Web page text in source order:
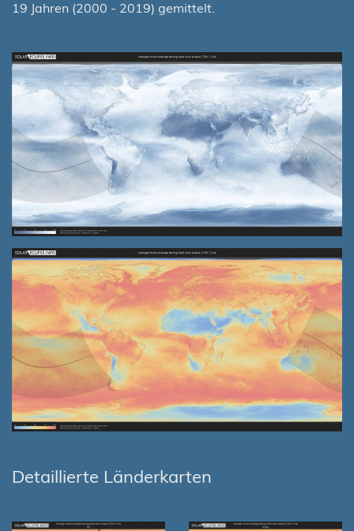
19 Jahren (2000 - 2019) gemittelt.
Detaillierte Länderkarten